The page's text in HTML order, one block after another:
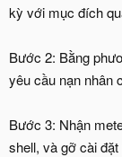
kỳ với mục đích
Bước 2: Bằng
yêu cầu nạn nhân
Bước 3: Nhận
shell, và gỡ cài